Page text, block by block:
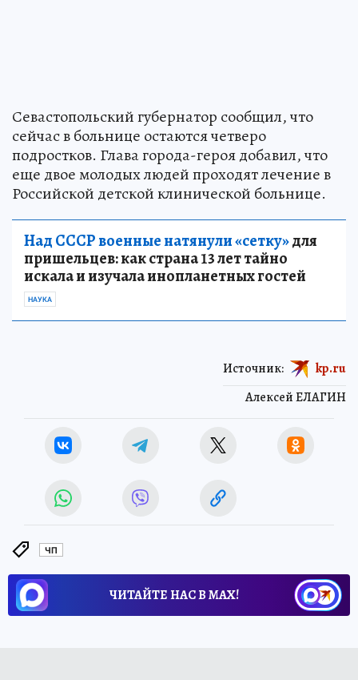
Севастопольский губернатор сообщил, что
сейчас в больнице остаются четверо
подростков. Глава города-героя добавил, что
еще двое молодых людей проходят лечение в
Российской детской клинической больнице.
Над СССР военные натянули «сетку»для
пришельцев: как страна 13 лет тайно
искала и изучала инопланетных гостей
НАУКА
Алексей ЕЛАГИН
Источник: kp.ru
ЧП
ЧИТАЙТЕ НАС В МАХ!